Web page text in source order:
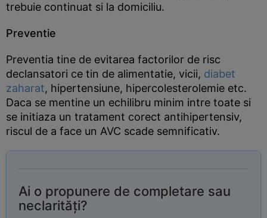
trebuie continuat si la domiciliu.
Preventie
Preventia tine de evitarea factorilor de risc
declansatori ce tin de alimentatie, vicii, diabet
zaharat, hipertensiune, hipercolesterolemie etc.
Daca se mentine un echilibru minim intre toate si
se initiaza un tratament corect antihipertensiv,
riscul de a face un AVC scade semnificativ.
Ai o propunere de completare sau
neclarități?